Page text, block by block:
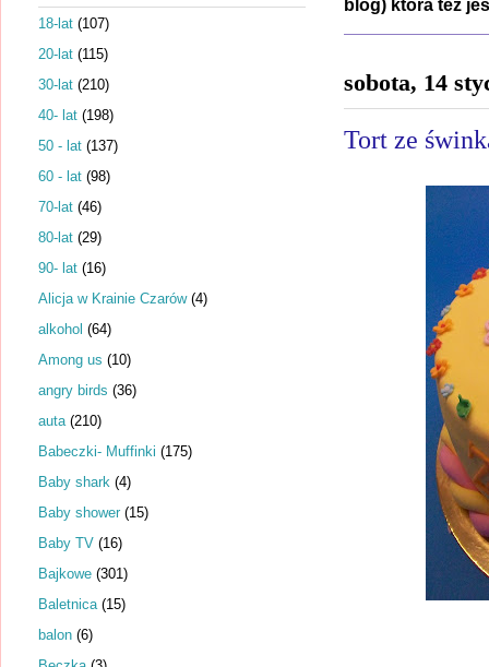
blog) która też
sobota, 14
Tort ze
18-lat (107)
20-lat (115)
30-lat (210)
40- lat (198)
50 - lat (137)
60 - lat (98)
70-lat (46)
80-lat (29)
90- lat (16)
Alicja w Krainie Czarów (4)
alkohol (64)
Among us (10)
angry birds (36)
auta (210)
Babeczki- Muffinki (175)
Baby shark (4)
Baby shower (15)
Baby TV (16)
Bajkowe (301)
Baletnica (15)
balon (6)